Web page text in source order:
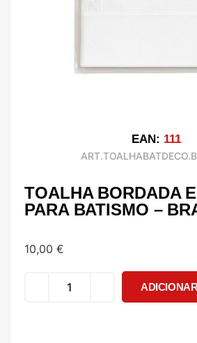
EAN: 111
TOALHA BORDADA
PARA BATISMO –
10,00 €
ADICIONAR